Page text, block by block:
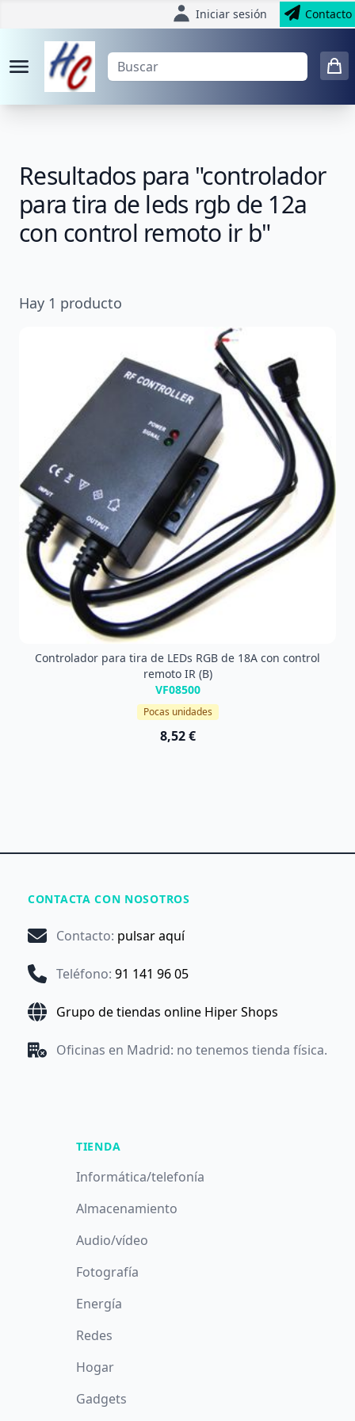
Iniciar sesión Contacto
Resultados para "controlador
para tira de leds rgb de 12a
con control remoto ir b"
Hay 1 producto
Controlador para tira de LEDs RGB de 18A con control
remoto IR (B)
VF08500
Pocas unidades
8,52 €
CONTACTA CON NOSOTROS
Contacto: pulsar aquí
Teléfono: 91 141 96 05
Grupo de tiendas online Hiper Shops
Oficinas en Madrid: no tenemos tienda física.
TIENDA
Informática/telefonía
Almacenamiento
Audio/vídeo
Fotografía
Energía
Redes
Hogar
Gadgets